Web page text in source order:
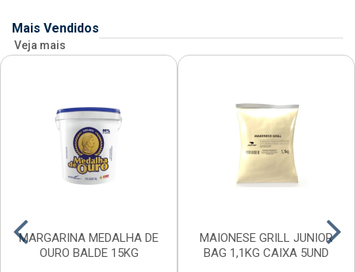
Mais Vendidos
Veja mais
MARGARINA MEDALHA DE
OURO BALDE 15KG
MAIONESE GRILL JUNIOR
BAG 1,1KG CAIXA 5UND